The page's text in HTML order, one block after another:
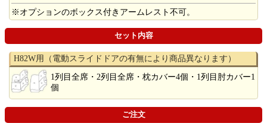
※オプションのボックス付きアームレスト不可。
セット内容
H82W用（電動スライドドアの有無により商品異なります）
1列目全席・2列目全席・枕カバー4個・1列目肘カバー1
個
ご注文